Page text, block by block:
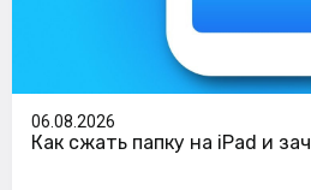
06.08.2026
Как сжать папку на iPad и